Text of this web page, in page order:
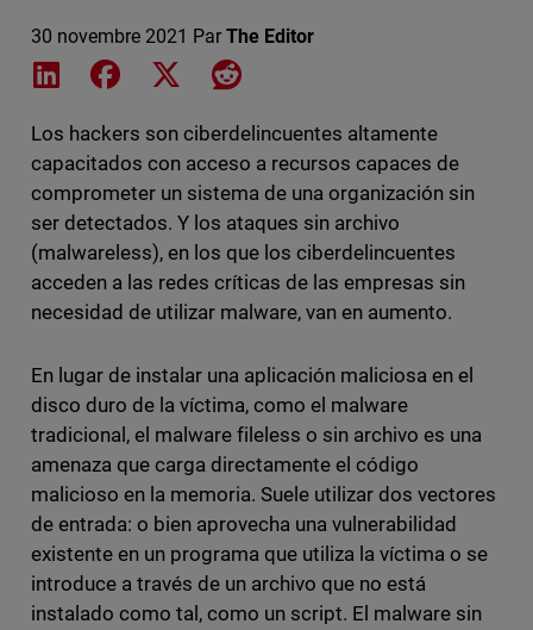
30 novembre 2021 Par The Editor
Share on LinkedIn
Share on Facebook
Share on XShare on Reddit
Los hackers son ciberdelincuentes altamente
capacitados con acceso a recursos capaces de
comprometer un sistema de una organización sin
ser detectados. Y los ataques sin archivo
(malwareless), en los que los ciberdelincuentes
acceden a las redes críticas de las empresas sin
necesidad de utilizar malware, van en aumento.
En lugar de instalar una aplicación maliciosa en el
disco duro de la víctima, como el malware
tradicional, el malware fileless o sin archivo es una
amenaza que carga directamente el código
malicioso en la memoria. Suele utilizar dos vectores
de entrada: o bien aprovecha una vulnerabilidad
existente en un programa que utiliza la víctima o se
introduce a través de un archivo que no está
instalado como tal, como un script. El malware sin